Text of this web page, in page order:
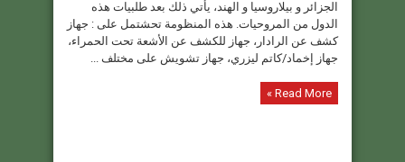
الجزائر و بيلاروسيا و الهند، يأتي ذلك بعد طلبيات هذه
الدول من المروحيات. هذه المنظومة تحشتمل على : جهاز
كشف عن الرادار، جهاز للكشف عن الأشعة تحت الحمراء،
جهاز إخماد/كاتم ليزري، جهاز تشويش على مختلف ...
Read More »